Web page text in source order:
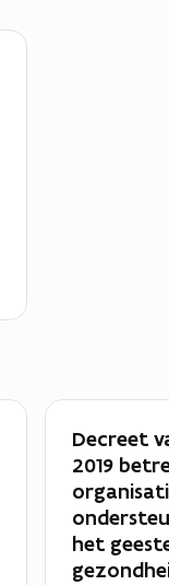
Decreet
2019
het